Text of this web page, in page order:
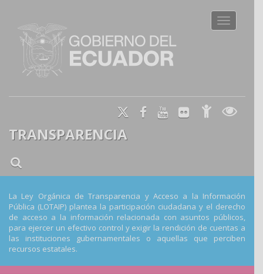
Toggle
TRANSPARENCIA
La Ley Orgánica de Transparencia y Acceso a la Información
Pública (LOTAIP) plantea la participación ciudadana y el derecho
de acceso a la información relacionada con asuntos públicos,
para ejercer un efectivo control y exigir la rendición de cuentas a
las instituciones gubernamentales o aquellas que perciben
recursos estatales.